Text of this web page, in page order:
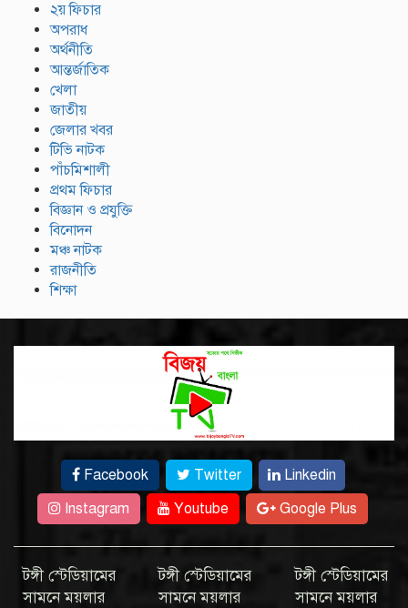
২য় ফিচার
অপরাধ
অর্থনীতি
আন্তর্জাতিক
খেলা
জাতীয়
জেলার খবর
টিভি নাটক
পাঁচমিশালী
প্রথম ফিচার
বিজ্ঞান ও প্রযুক্তি
বিনোদন
মঞ্চ নাটক
রাজনীতি
শিক্ষা
Facebook Twitter
Linkedin
Instagram
Youtube Google Plus
টঙ্গী স্টেডিয়ামের
সামনে ময়লার
টঙ্গী স্টেডিয়ামের
সামনে ময়লার
টঙ্গী স্টেডিয়ামের
সামনে ময়লার